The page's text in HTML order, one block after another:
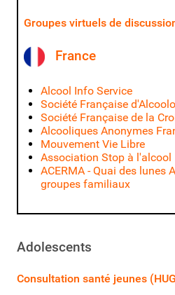
Groupes virtuels de
France
Alcool Info Service
Société Française
Société Française de la
Alcooliques Anonymes
Mouvement Vie Libre
Association Stop à l'alcool
ACERMA - Quai des lunes
groupes familiaux
Adolescents
Consultation santé jeunes